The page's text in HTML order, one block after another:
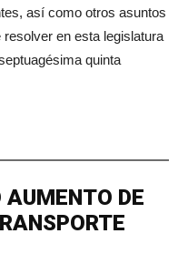
así como otros asuntos
en esta legislatura
quinta
DE